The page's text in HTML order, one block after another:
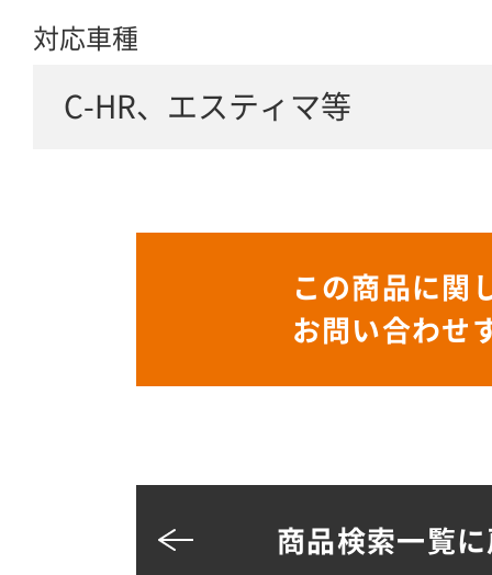
対応車種
C-HR、エスティマ等
この商品に関
お問い合わせ
商品検索一覧